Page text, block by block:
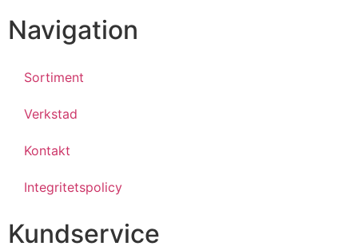
Navigation
Sortiment
Verkstad
Kontakt
Integritetspolicy
Kundservice